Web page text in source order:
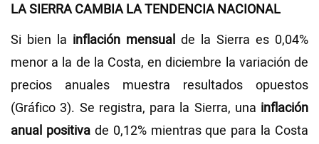
LA SIERRA CAMBIA LA TENDENCIA NACIONAL
Si bien la inflación mensual de la Sierra es 0,04%
menor a la de la Costa, en diciembre la variación de
precios anuales muestra resultados opuestos
(Gráfico 3). Se registra, para la Sierra, una inflación
anual positivade 0,12% mientras que para la Costa